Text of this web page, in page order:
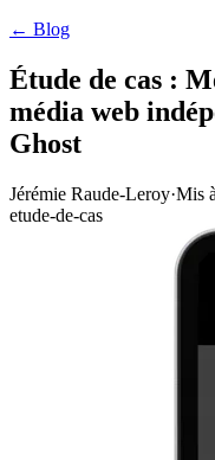
← Blog
Étude de cas :
média web
Ghost
Jérémie Raude-Leroy·Mis
etude-de-cas